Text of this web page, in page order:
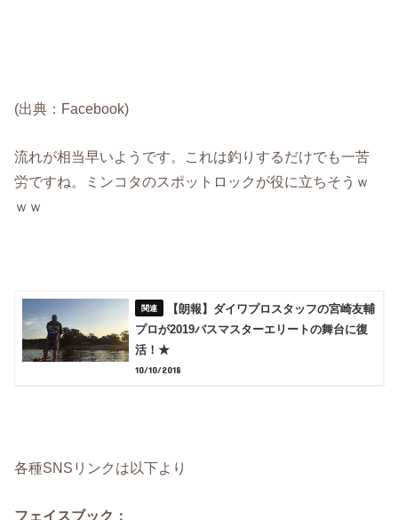
(出典：Facebook)
流れが相当早いようです。これは釣りするだけでも一苦
労ですね。ミンコタのスポットロックが役に立ちそうｗ
ｗｗ
【朗報】ダイワプロスタッフの宮崎友輔
プロが2019バスマスターエリートの舞台に復
活！★
10/10/2018
各種SNSリンクは以下より
フェイスブック：